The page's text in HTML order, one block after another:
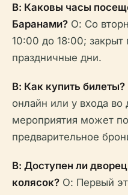
В: Каковы часы
Баранами? О: Со
10:00 до 18:00;
праздничные дни.
В: Как купить билеты?
онлайн или у входа
мероприятия может
предварительное
В: Доступен ли
колясок? О: Первый